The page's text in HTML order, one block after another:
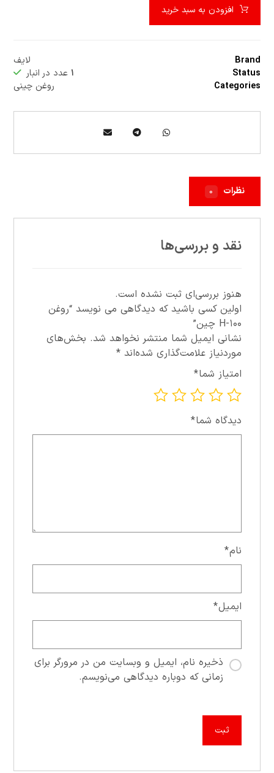
افزودن به سبد خرید
Brand
لایف
Status
۱ عدد در انبار
Categories
روغن چینی
نظرات ۰
نقد و بررسی‌ها
هنوز بررسی‌ای ثبت نشده است.
اولین کسی باشید که دیدگاهی می نویسد “روغن
۱۰۰-H چين”
نشانی ایمیل شما منتشر نخواهد شد. بخش‌های
موردنیاز علامت‌گذاری شده‌اند*
امتیاز شما*
دیدگاه شما*
نام*
ایمیل*
ذخیره نام، ایمیل و وبسایت من در مرورگر برای
زمانی که دوباره دیدگاهی می‌نویسم.